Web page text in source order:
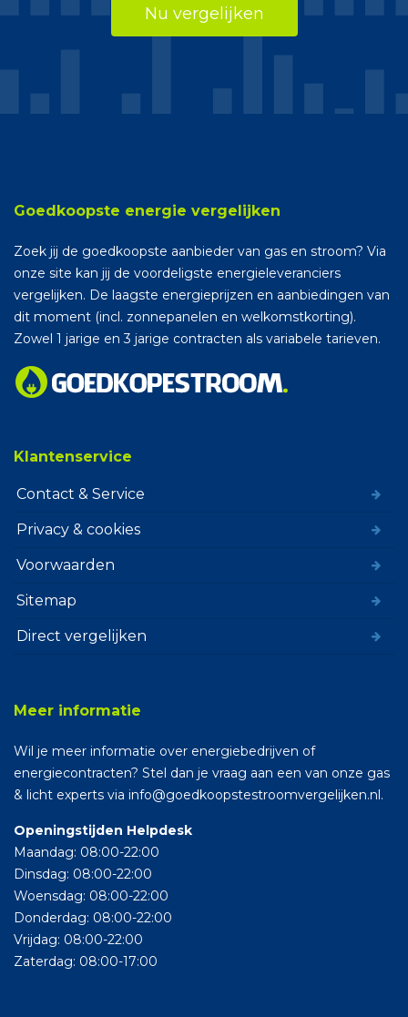
Nu vergelijken
Goedkoopste energie vergelijken
Zoek jij de goedkoopste aanbieder van gas en stroom? Via
onze site kan jij de voordeligste energieleveranciers
vergelijken. De laagste energieprijzen en aanbiedingen van
dit moment (incl. zonnepanelen en welkomstkorting).
Zowel 1 jarige en 3 jarige contracten als variabele tarieven.
Klantenservice
Contact & Service
Privacy & cookies
Voorwaarden
Sitemap
Direct vergelijken
Meer informatie
Wil je meer informatie over energiebedrijven of
energiecontracten? Stel dan je vraag aan een van onze gas
& licht experts via info@goedkoopstestroomvergelijken.nl.
Openingstijden Helpdesk
Maandag: 08:00-22:00
Dinsdag: 08:00-22:00
Woensdag: 08:00-22:00
Donderdag: 08:00-22:00
Vrijdag: 08:00-22:00
Zaterdag: 08:00-17:00